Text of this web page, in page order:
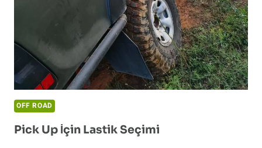
OFF ROAD
Pick Up İçin Lastik Seçimi